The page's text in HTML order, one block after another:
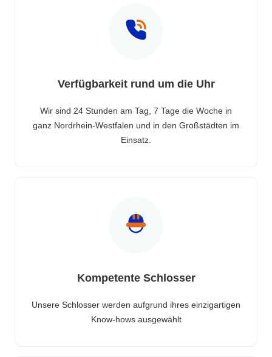
Verfügbarkeit rund um die Uhr
Wir sind 24 Stunden am Tag, 7 Tage die Woche in
ganz Nordrhein-Westfalen und in den Großstädten im
Einsatz.
Kompetente Schlosser
Unsere Schlosser werden aufgrund ihres einzigartigen
Know-hows ausgewählt